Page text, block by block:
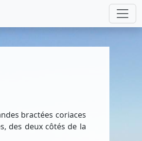
bractées coriaces
des deux côtés de la